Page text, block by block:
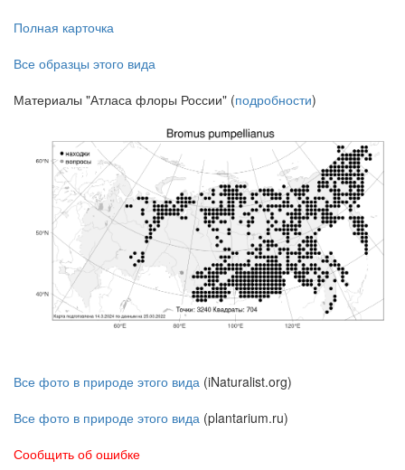
Полная карточка
Все образцы этого вида
Материалы "Атласа флоры России" (подробности)
Все фото в природе этого вида (iNaturalist.org)
Все фото в природе этого вида (plantarium.ru)
Сообщить об ошибке